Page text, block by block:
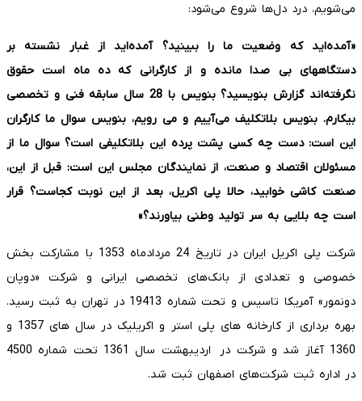
می‌شویم، درد دل‌ها شروع می‌شود:
«آمده‌اید که وضعیت ما را ببینید؟ آمده‌اید از غبار نشسته بر
دستگاههای بی صدا مانده و از کارگرانی که ده ماه است حقوق
نگرفته‌اند گزارش بنویسید؟ بنویس با 28 سال سابقه فنی و تخصصی
بیکارم. بنویس بلاتکلیف می‌آییم و می رویم، بنویس سوال ما کارگران
این است: دست چه کسی پشت پرده این بلاتکلیفی است؟ سوال ما از
مسئولان اقتصاد و صنعت، از نمایندگان مجلس این است: قبل از این،
صنعت کاشی خوابید، حالا پلی اکریل، بعد از این نوبت کجاست؟ قرار
است چه بلایی به سر تولید وطنی بیاورند؟»
شرکت پلی اکریل ایران در تاریخ 24 مردادماه 1353 با مشارکت بخش
خصوصی و تعدادی از بانک‌های تخصصی ایرانی و شرکت «دوپان
دونمور» آمریکا تاسیس و تحت شماره 19413 در تهران به ثبت رسید.
بهره برداری از کارخانه های پلی استر و اکریلیک در سال های 1357 و
1360 آغاز شد و شرکت در اردیبهشت سال 1361 تحت شماره 4500
در اداره ثبت شرکت‌های اصفهان ثبت شد.